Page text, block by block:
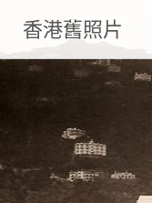
content
香港舊照片